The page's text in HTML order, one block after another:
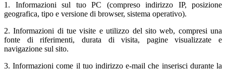
1. Informazioni sul tuo PC (compreso indirizzo IP, posizione
geografica, tipo e versione di browser, sistema operativo).
2. Informazioni di tue visite e utilizzo del sito web, compresi una
fonte di riferimenti, durata di visita, pagine visualizzate e
navigazione sul sito.
3. Informazioni come il tuo indirizzo e-mail che inserisci durante la